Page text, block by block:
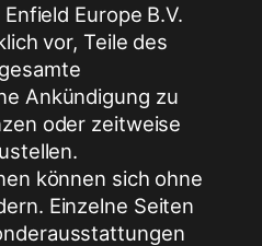
Europe B.V.
vor, Teile des
Ankündigung zu
oder zeitweise
können sich ohne
Einzelne Seiten